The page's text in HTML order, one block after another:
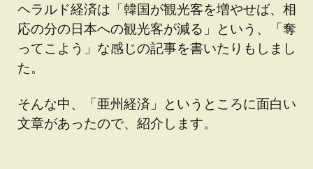
ヘラルド経済は「韓国が観光客を増やせば、相
応の分の日本への観光客が減る」という、「奪
ってこよう」な感じの記事を書いたりもしまし
た。
そんな中、「亜州経済」というところに面白い
文章があったので、紹介します。